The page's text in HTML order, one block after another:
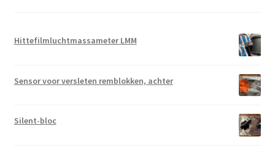
Hittefilmluchtmassameter LMM
Sensor voor versleten remblokken, achter
Silent-bloc